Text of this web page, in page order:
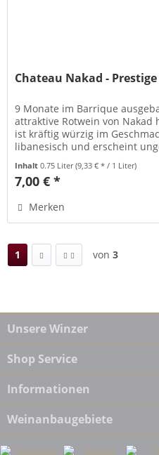
Chateau Nakad -
9 Monate im Barrique
attraktive Rotwein von
ist kräftig würzig im
libanesisch und erscheint
Inhalt0.75 Liter(9,33 € * / 1 Liter)
7,00 € *
Merken
1 von 3
Unsere Winzer
Shop Service
Informationen
Weinanbaugebiete